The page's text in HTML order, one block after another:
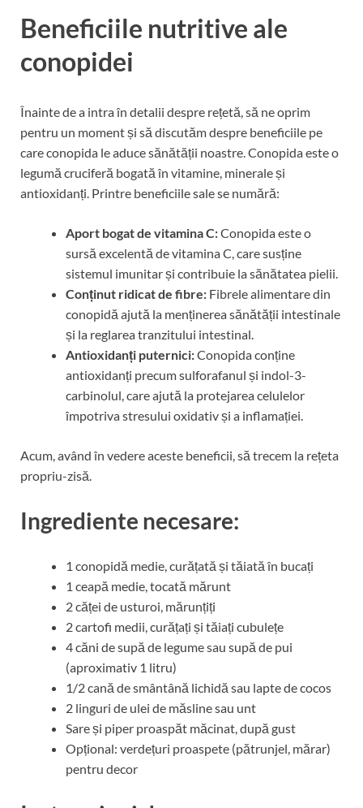
Beneficiile nutritive ale
conopidei
Înainte de a intra în detalii despre rețetă, să ne oprim
pentru un moment și să discutăm despre beneficiile pe
care conopida le aduce sănătății noastre. Conopida este o
legumă cruciferă bogată în vitamine, minerale și
antioxidanți. Printre beneficiile sale se numără:
Aport bogat de vitamina C:Conopida este o
sursă excelentă de vitamina C, care susține
sistemul imunitar și contribuie la sănătatea pielii.
Conținut ridicat de fibre: Fibrele alimentare din
conopidă ajută la menținerea sănătății intestinale
și la reglarea tranzitului intestinal.
Antioxidanți puternici:Conopida conține
antioxidanți precum sulforafanul și indol-3-
carbinolul, care ajută la protejarea celulelor
împotriva stresului oxidativ și a inflamației.
Acum, având în vedere aceste beneficii, să trecem la rețeta
propriu-zisă.
Ingrediente necesare:
1 conopidă medie, curățată și tăiată în bucați
1 ceapă medie, tocată mărunt
2 căței de usturoi, mărunțiți
2 cartofi medii, curățați și tăiați cubulețe
4 căni de supă de legume sau supă de pui
(aproximativ 1 litru)
1/2 cană de smântână lichidă sau lapte de cocos
2 linguri de ulei de măsline sau unt
Sare și piper proaspăt măcinat, după gust
Opțional: verdețuri proaspete (pătrunjel, mărar)
pentru decor